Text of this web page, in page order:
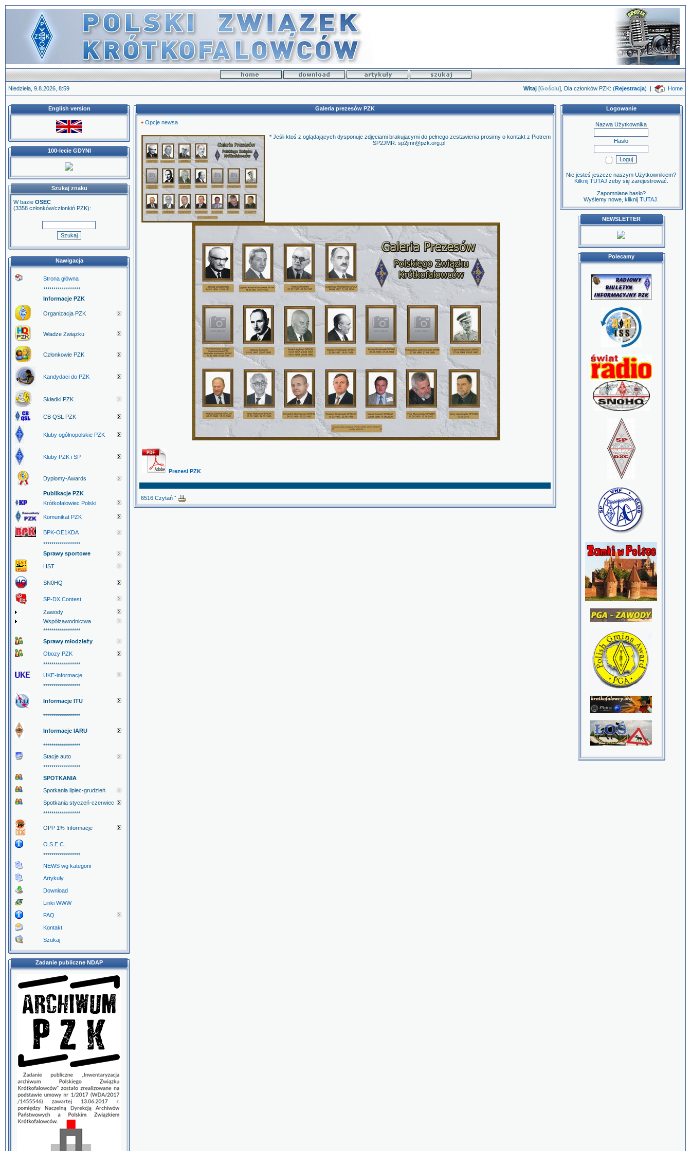
Niedziela, 9.8.2026, 8:59 Witaj [Gościu], Dla członków PZK: (Rejestracja) | Home
English version
100-lecie GDYNI
Szukaj znaku
W bazie OSEC
(3358 członków/członkiń PZK):
Nawigacja
Strona główna
******************
Informacje PZK
Organizacja PZK
Władze Związku
Członkowie PZK
Kandydaci do PZK
Składki PZK
CB QSL PZK
Kluby ogólnopolskie PZK
Kluby PZK i SP
Dyplomy-Awards
Publikacje PZK
Krótkofalowiec Polski
Komunikat PZK
BPK-OE1KDA
******************
Sprawy sportowe
HST
SN0HQ
SP-DX Contest
Zawody
Współzawodnictwa
******************
Sprawy młodzieży
Obozy PZK
******************
UKE-informacje
******************
Informacje ITU
******************
Informacje IARU
******************
Stacje auto
******************
SPOTKANIA
Spotkania lipiec-grudzień
Spotkania styczeń-czerwiec
******************
OPP 1% Informacje
O.S.E.C.
******************
NEWS wg kategorii
Artykuły
Download
Linki WWW
FAQ
Kontakt
Szukaj
Zadanie publiczne NDAP
Galeria prezesów PZK
Opcje newsa
* Jeśli ktoś z oglądających dysponuje zdjęciami brakującymi do pełnego zestawienia prosimy o kontakt z Piotrem
SP2JMR: sp2jmr@pzk.org.pl
Prezesi PZK
6516 Czytań ˇ
Logowanie
Nazwa Użytkownika
Hasło
Nie jesteś jeszcze naszym Użytkownikiem?
Kilknij TUTAJ żeby się zarejestrować.
Zapomniane hasło?
Wyślemy nowe, kliknij TUTAJ
NEWSLETTER
Polecamy